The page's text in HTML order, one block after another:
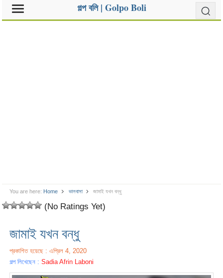
গল্প বলি | Golpo Boli
You are here: Home ভালবাসা জামাই যখন বন্ধু
(No Ratings Yet)
জামাই যখন বন্ধু
প্রকাশিত হয়েছে : এপ্রিল 4, 2020
গল্প লিখেছেন :Sadia Afrin Laboni